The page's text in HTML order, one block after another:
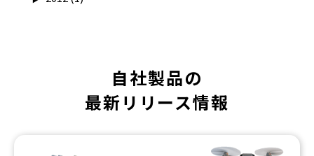
自社製品の
最新リリース情報